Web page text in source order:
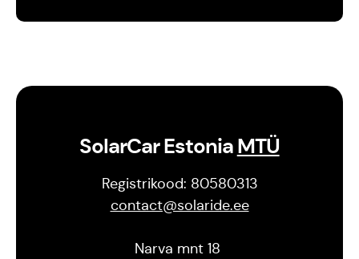
SolarCar EstoniaMTÜ
Registrikood: 80580313
contact@solaride.ee
Narva mnt 18